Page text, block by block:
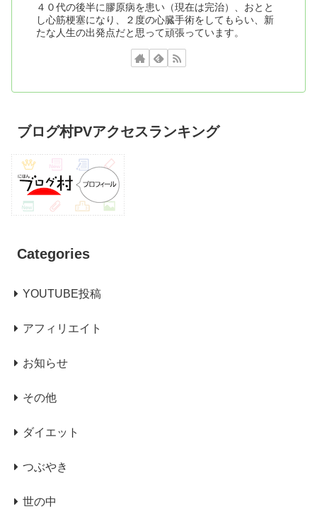
４０代の後半に膠原病を患い（現在は完治）、おとと
し心筋梗塞になり、２度の心臓手術をしてもらい、新
たな人生の出発点だと思って頑張っています。
ブログ村PVアクセスランキング
Categories
YOUTUBE投稿
アフィリエイト
お知らせ
その他
ダイエット
つぶやき
世の中